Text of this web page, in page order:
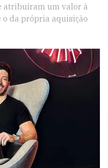
atribuíram um valor à
o da própria aquisição